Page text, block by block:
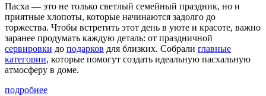
Пасха — это не только светлый семейный праздник, но и
приятные хлопоты, которые начинаются задолго до
торжества. Чтобы встретить этот день в уюте и красоте, важно
заранее продумать каждую деталь: от праздничной
сервировки до подарков для близких. Собрали главные
категории, которые помогут создать идеальную пасхальную
атмосферу в доме.
подробнее